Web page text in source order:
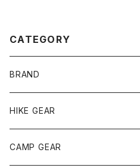
CATEGORY
BRAND
andwander
ANOBA
HIKE GEAR
テント、シェルター
CAMP GEAR